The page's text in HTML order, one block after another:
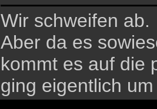
Wir schweifen ab.
Aber da es
kommt es auf die
ging eigentlich